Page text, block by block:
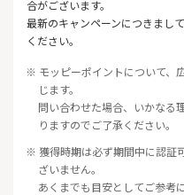
合がございます。
最新のキャンペーンにつきまし
ください。
※ モッピーポイントについて、
じます。
問い合わせた場合、いかなる
りますのでご了承ください。
※ 獲得時期は必ず期間中に認証
ざいません。
あくまでも目安としてご参考